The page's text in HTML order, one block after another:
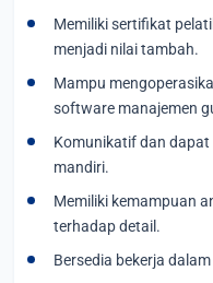
Memiliki sertifikat
menjadi nilai tambah.
Mampu
software manajemen
Komunikatif dan dapat
mandiri.
Memiliki kemampuan
terhadap detail.
Bersedia bekerja